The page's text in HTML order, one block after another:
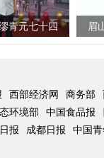
眉山市餐饮行
西部经济网 商务部
环境部 中国食品报
报 成都日报
中国